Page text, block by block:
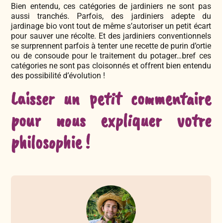
Bien entendu, ces catégories de jardiniers ne sont pas
aussi tranchés. Parfois, des jardiniers adepte du
jardinage bio vont tout de même s’autoriser un petit écart
pour sauver une récolte. Et des jardiniers conventionnels
se surprennent parfois à tenter une recette de purin d’ortie
ou de consoude pour le traitement du potager…bref ces
catégories ne sont pas cloisonnés et offrent bien entendu
des possibilité d’évolution !
Laisser un petit commentaire
pour nous expliquer votre
philosophie !